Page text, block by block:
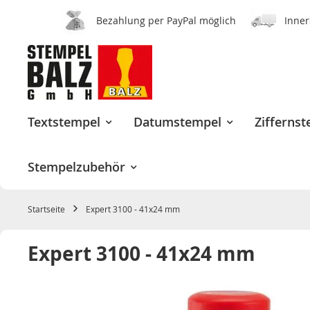
Bezahlung per PayPal möglich
springen
Textstempel Datumstempel
Stempelzubehör
Startseite Expert 3100 - 41x24 mm
Expert 3100 - 41x24 mm